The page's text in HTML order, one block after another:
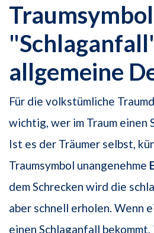
Traumsymbol
allgemeine
Für die volkstümliche
wichtig, wer im Traum einen
Ist es der Träumer selbst,
Traumsymbol unangenehme
dem Schrecken wird die
aber schnell erholen. Wenn
einen Schlaganfall